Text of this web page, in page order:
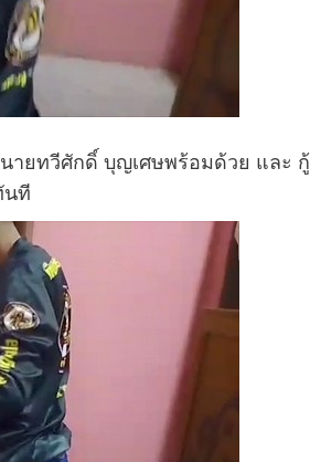
ายทวีศักดิ์ บุญเศษพร้อมด้วย และ กู้
นที